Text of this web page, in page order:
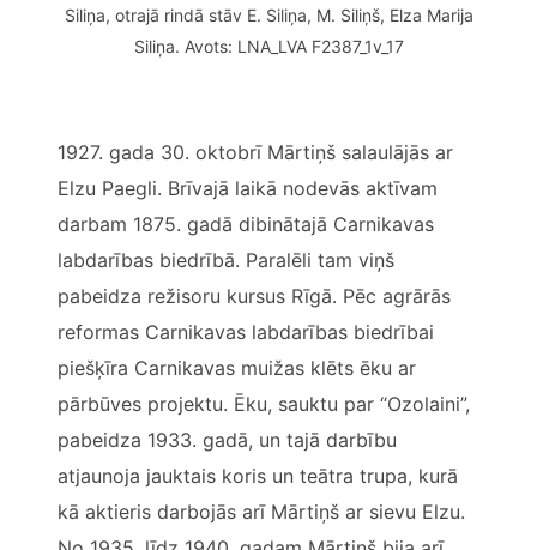
Siliņa, otrajā rindā stāv E. Siliņa, M. Siliņš, Elza Marija
Siliņa. Avots: LNA_LVA F2387_1v_17
1927. gada 30. oktobrī Mārtiņš salaulājās ar
Elzu Paegli. Brīvajā laikā nodevās aktīvam
darbam 1875. gadā dibinātajā Carnikavas
labdarības biedrībā. Paralēli tam viņš
pabeidza režisoru kursus Rīgā. Pēc agrārās
reformas Carnikavas labdarības biedrībai
piešķīra Carnikavas muižas klēts ēku ar
pārbūves projektu. Ēku, sauktu par “Ozolaini”,
pabeidza 1933. gadā, un tajā darbību
atjaunoja jauktais koris un teātra trupa, kurā
kā aktieris darbojās arī Mārtiņš ar sievu Elzu.